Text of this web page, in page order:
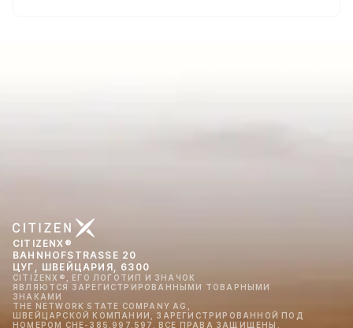
CITIZENX®
BAHNHOFSTRASSE 20
ЦУГ, ШВЕЙЦАРИЯ, 6300
CITIZENX®, ЕГО ЛОГОТИП И ЗНАЧОК
ЯВЛЯЮТСЯ ЗАРЕГИСТРИРОВАННЫМИ ТОВАРНЫМИ
ЗНАКАМИ
THE NETWORK STATE COMPANY AG,
ШВЕЙЦАРСКОЙ КОМПАНИИ, ЗАРЕГИСТРИРОВАННОЙ ПОД
НОМЕРОМ CHE-385.997.597. ВСЕ ПРАВА ЗАЩИЩЕНЫ.